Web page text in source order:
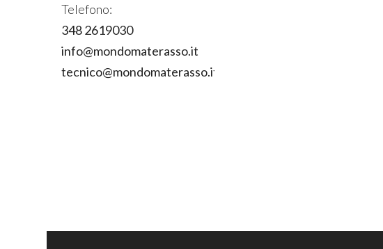
Telefono:
348 2619030
info@mondomaterasso.it
tecnico@mondomaterasso.it